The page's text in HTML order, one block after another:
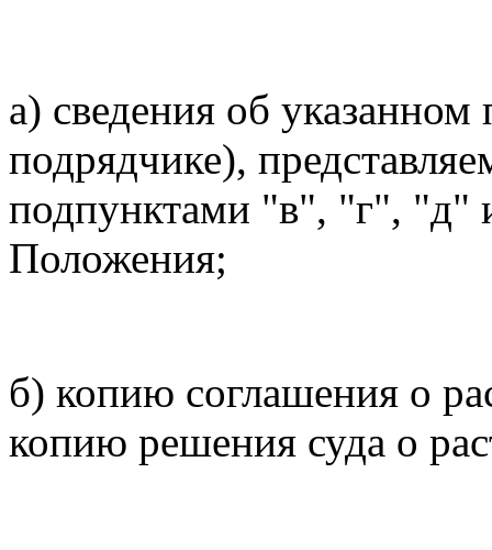
а) сведения об
подрядчике),
подпунктами "в", "г", "д"
Положения;
б) копию соглашения о
копию решения суда о